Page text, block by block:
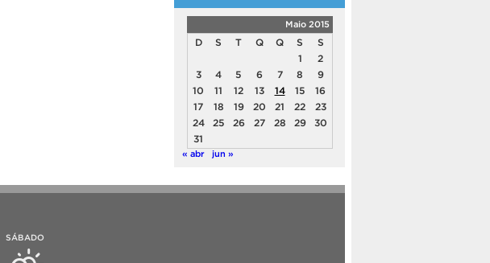
Maio 2015
D S T Q Q S
S
1
2
3
4 5 6 7 8
9
10
11 12 13 14 15
16
17
18 19 20 21 22
23
24
25 26 27 28 29
30
31
« abr jun »
SÁBADO